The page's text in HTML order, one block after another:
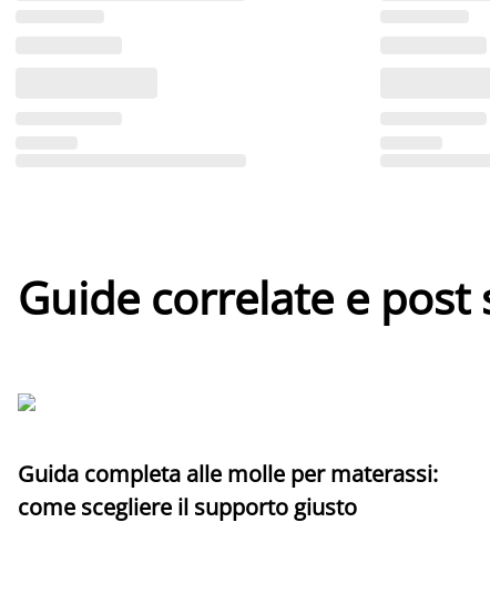
Guide correlate e post
Guida completa alle molle per materassi:
come scegliere il supporto giusto